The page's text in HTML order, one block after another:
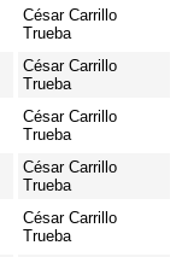
César Carrillo
Trueba
César Carrillo
Trueba
César Carrillo
Trueba
César Carrillo
Trueba
César Carrillo
Trueba